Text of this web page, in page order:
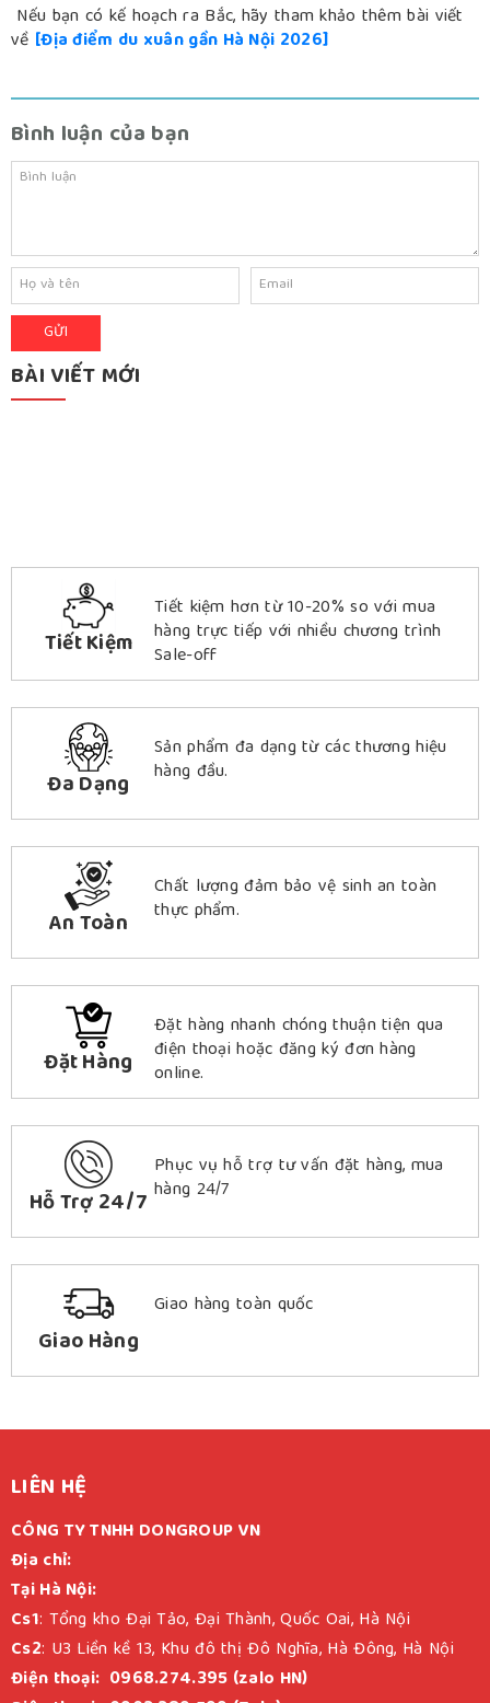
Nếu bạn có kế hoạch ra Bắc, hãy tham khảo thêm bài viết
về [Địa điểm du xuân gần Hà Nội 2026]
Bình luận của bạn
BÀI VIẾT MỚI
Tiết Kiệm
Tiết kiệm hơn từ 10-20% so với mua
hàng trực tiếp với nhiều chương trình
Sale-off
Đa Dạng
Sản phẩm đa dạng từ các thương hiệu
hàng đầu.
An Toàn
Chất lượng đảm bảo vệ sinh an toàn
thực phẩm.
Đặt Hàng
Đặt hàng nhanh chóng thuận tiện qua
điện thoại hoặc đăng ký đơn hàng
online.
Hỗ Trợ 24/7
Phục vụ hỗ trợ tư vấn đặt hàng, mua
hàng 24/7
Giao Hàng
Giao hàng toàn quốc
LIÊN HỆ
CÔNG TY TNHH DONGROUP VN
Địa chỉ:
Tại Hà Nội:
Cs1: Tổng kho Đại Tảo, Đại Thành, Quốc Oai, Hà Nội
Cs2: U3 Liền kề 13, Khu đô thị Đô Nghĩa, Hà Đông, Hà Nội
Điện thoại: 0968.274.395 (zalo HN)